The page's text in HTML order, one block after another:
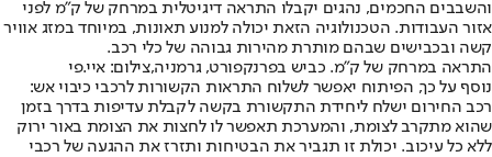
והשבבים החכמים, נהגים יקבלו התראה דיגיטלית במרחק של ק"מ לפני
אזור העבודות. הטכנולוגיה הזאת יכולה למנוע תאונות, במיוחד במזג אוויר
קשה ובכבישים שבהם מותרת מהירות גבוהה של כלי רכב.
התראה במרחק של ק"מ. כביש בפרנקפורט, גרמניה,צילום: איי.פי
נוסף על כך, הפיתוח יאפשר לשלוח התראות הקשורות לרכבי כיבוי אש:
רכב החירום ישלח ליחידת התקשורת בקשה לקבלת עדיפות בדרך בזמן
שהוא מתקרב לצומת, והמערכת תאפשר לו לחצות את הצומת באור ירוק
ללא כל עיכוב. יכולת זו תגביר את הבטיחות ותזרז את ההגעה של רכבי